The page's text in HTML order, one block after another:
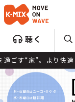
聴く
。より快適に、